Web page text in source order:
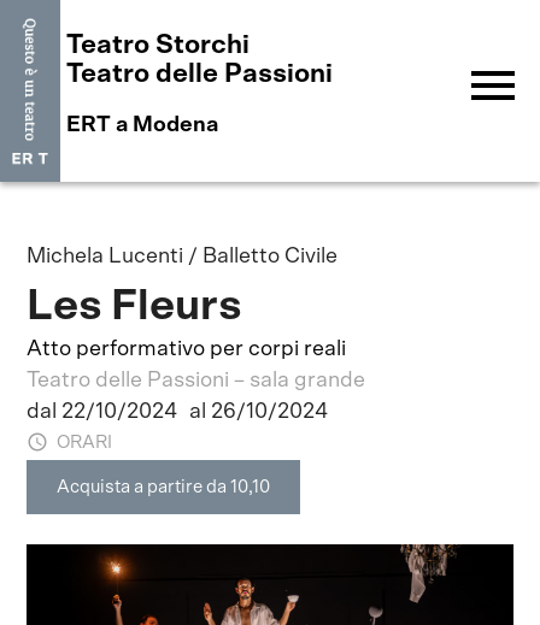
Teatro Storchi
Teatro delle Passioni
ERT a Modena
menu
Michela Lucenti / Balletto Civile
Les Fleurs
Atto performativo per corpi reali
Teatro delle Passioni – sala grande
dal 22/10/2024
al 26/10/2024
ORARI
Acquista a partire da 10,10